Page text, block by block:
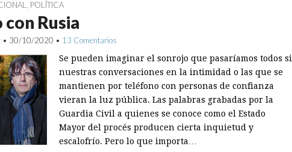
POLÍTICA
con Rusia
• 30/10/2020 • 13 Comentarios
Se pueden imaginar el sonrojo que pasaríamos todos si
nuestras conversaciones en la intimidad o las que se
mantienen por teléfono con personas de confianza
vieran la luz pública. Las palabras grabadas por la
Guardia Civil a quienes se conoce como el Estado
Mayor del procés producen cierta inquietud y
escalofrío. Pero lo que importa…